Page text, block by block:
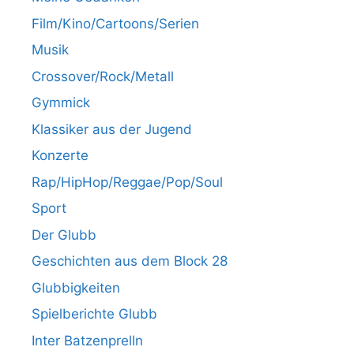
Film/Kino/Cartoons/Serien
Musik
Crossover/Rock/Metall
Gymmick
Klassiker aus der Jugend
Konzerte
Rap/HipHop/Reggae/Pop/Soul
Sport
Der Glubb
Geschichten aus dem Block 28
Glubbigkeiten
Spielberichte Glubb
Inter Batzenprelln